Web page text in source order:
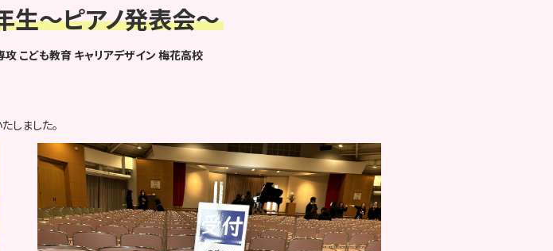
生～ピアノ発表会～
攻 こども教育 キャリアデザイン 梅花高校
しました。